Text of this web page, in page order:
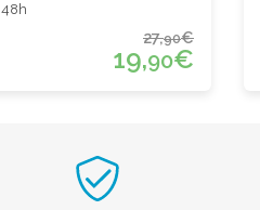
48h
27,90€
19,90€